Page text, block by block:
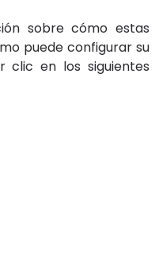
sobre cómo estas
puede configurar su
clic en los siguientes